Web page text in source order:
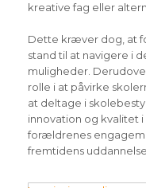
kreative fag eller
Dette kræver dog, at
stand til at navigere i
muligheder.
rolle i at påvirke
at deltage i
innovation og kvalitet
forældrenes
fremtidens